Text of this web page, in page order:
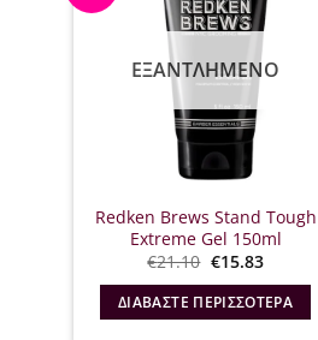
ΕΞΑΝΤΛΗΜΈΝΟ
Redken Brews Stand Tough
Extreme Gel 150ml
€21.10 Original
was:
€21.10.
€15.83Η
τιμή
είναι:
€15.83.
ΔΙΑΒΆΣΤΕ ΠΕΡΙΣΣΌΤΕΡΑ